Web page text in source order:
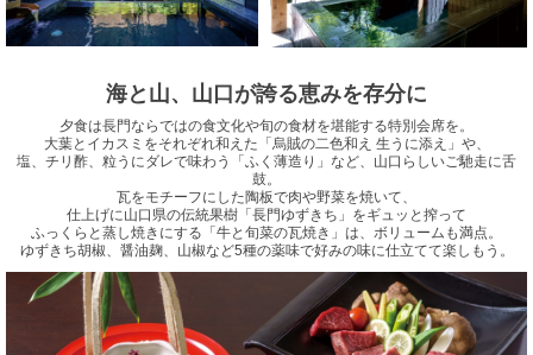
海と山、山口が誇る恵みを存分に
夕食は長門ならではの食文化や旬の食材を堪能する特別会席を。
大葉とイカスミをそれぞれ和えた「烏賊の二色和え 生うに添え」や、
塩、チリ酢、粒うにダレで味わう「ふく薄造り」など、山口らしいご馳走に舌
鼓。
瓦をモチーフにした陶板で肉や野菜を焼いて、
仕上げに山口県の伝統果樹「長門ゆずきち」をギュッと搾って
ふっくらと蒸し焼きにする「牛と旬菜の瓦焼き」は、ボリュームも満点。
ゆずきち胡椒、醤油麹、山椒など5種の薬味で好みの味に仕立てて楽しもう。